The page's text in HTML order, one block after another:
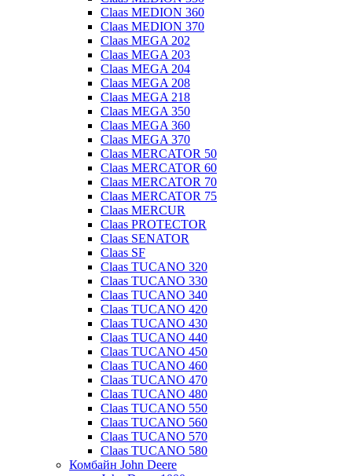
Claas MEDION 360
Claas MEDION 370
Claas MEGA 202
Claas MEGA 203
Claas MEGA 204
Claas MEGA 208
Claas MEGA 218
Claas MEGA 350
Claas MEGA 360
Claas MEGA 370
Claas MERCATOR 50
Claas MERCATOR 60
Claas MERCATOR 70
Claas MERCATOR 75
Claas MERCUR
Claas PROTECTOR
Claas SENATOR
Claas SF
Claas TUCANO 320
Claas TUCANO 330
Claas TUCANO 340
Claas TUCANO 420
Claas TUCANO 430
Claas TUCANO 440
Claas TUCANO 450
Claas TUCANO 460
Claas TUCANO 470
Claas TUCANO 480
Claas TUCANO 550
Claas TUCANO 560
Claas TUCANO 570
Claas TUCANO 580
Комбайн John Deere